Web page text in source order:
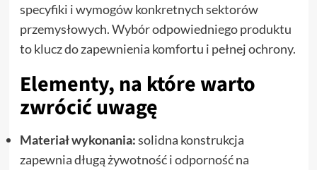
specyfiki i wymogów konkretnych sektorów
przemysłowych. Wybór odpowiedniego produktu
to klucz do zapewnienia komfortu i pełnej ochrony.
Elementy, na które warto
zwrócić uwagę
Materiał wykonania:solidna konstrukcja
zapewnia długą żywotność i odporność na